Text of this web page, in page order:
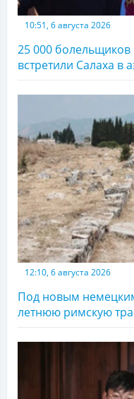
10:51, 6 августа 2026
25 000 болельщиков
встретили Салаха в
12:10, 6 августа 2026
Под новым
летнюю римскую